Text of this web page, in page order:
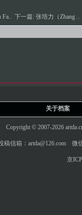
Fa.. 下一篇: 张培力（Zhang ..
关于档案
Copyright © 2007-2026
稿信箱：artda@126.com 微
京